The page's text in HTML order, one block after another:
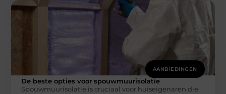
AANBIEDINGEN
De beste opties voor spouwmuurisolatie
Spouwmuurisolatie is cruciaal voor huiseigenaren die